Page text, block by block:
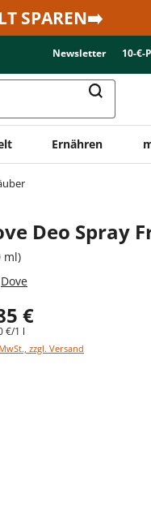
SPAREN➡️
Newsletter 10-€-
Ernähren
Deo Spray
ml)
Dove
€
€/1 l
zzgl. Versand